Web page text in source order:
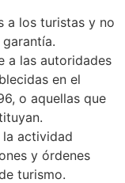
a los turistas y no
a las autoridades
en el
o aquellas que
la actividad
y órdenes
turismo.